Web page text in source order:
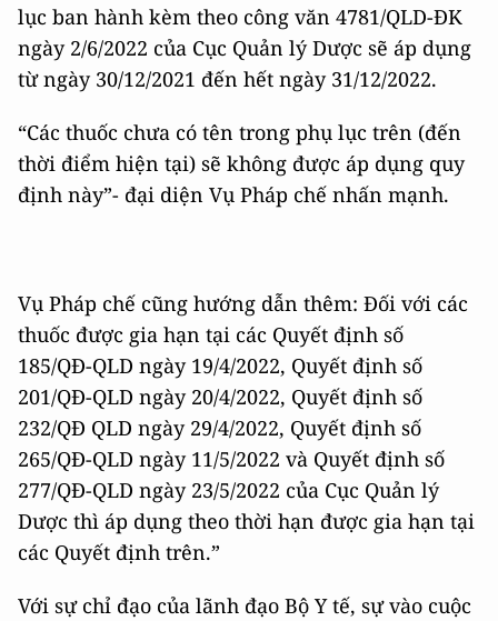
lục ban hành kèm theo công văn 4781/QLD-ĐK
ngày 2/6/2022 của Cục Quản lý Dược sẽ áp dụng
từ ngày 30/12/2021 đến hết ngày 31/12/2022.
“Các thuốc chưa có tên trong phụ lục trên (đến
thời điểm hiện tại) sẽ không được áp dụng quy
định này”- đại diện Vụ Pháp chế nhấn mạnh.
Vụ Pháp chế cũng hướng dẫn thêm: Đối với các
thuốc được gia hạn tại các Quyết định số
185/QĐ-QLD ngày 19/4/2022, Quyết định số
201/QĐ-QLD ngày 20/4/2022, Quyết định số
232/QĐ QLD ngày 29/4/2022, Quyết định số
265/QĐ-QLD ngày 11/5/2022 và Quyết định số
277/QĐ-QLD ngày 23/5/2022 của Cục Quản lý
Dược thì áp dụng theo thời hạn được gia hạn tại
các Quyết định trên.”
Với sự chỉ đạo của lãnh đạo Bộ Y tế, sự vào cuộc